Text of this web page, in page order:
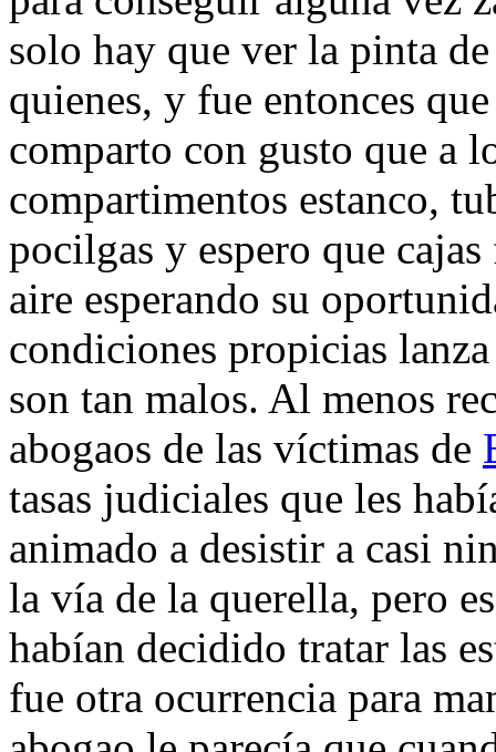
solo hay que ver la pinta
quienes, y fue entonces
comparto con gusto que a
compartimentos estanco,
pocilgas y espero que
aire esperando su
condiciones propicias
son tan malos. Al menos
abogaos de las víctimas de
tasas judiciales que les
animado a desistir a casi
la vía de la querella, pero
habían decidido tratar las
fue otra ocurrencia para